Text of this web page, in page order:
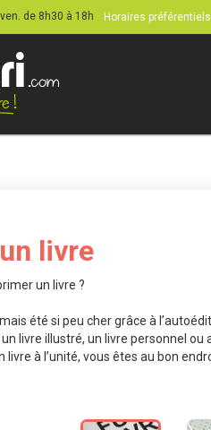
ven. de 8h30 à 18h Horaires préférentiels
livre
un livre ?
été si peu cher grâce à
livre illustré, un livre personnel
à l’unité, vous êtes au bon